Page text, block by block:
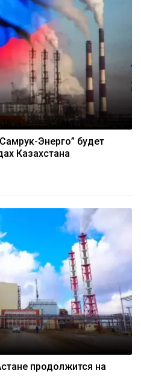
Энерго” будет
Казахстана
продолжится на